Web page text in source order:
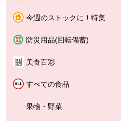
今週のストックに！特集
防災用品(回転備蓄)
美食百彩
すべての食品
果物・野菜